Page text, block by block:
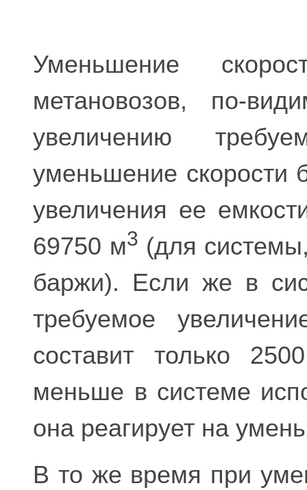
Уменьшение
метановозов, по-
увеличению
уменьшение скорости
увеличения ее
69750 м3 (для
баржи). Если же в
требуемое
составит только
меньше в системе
она реагирует на
В то же время при